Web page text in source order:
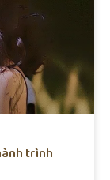
trình